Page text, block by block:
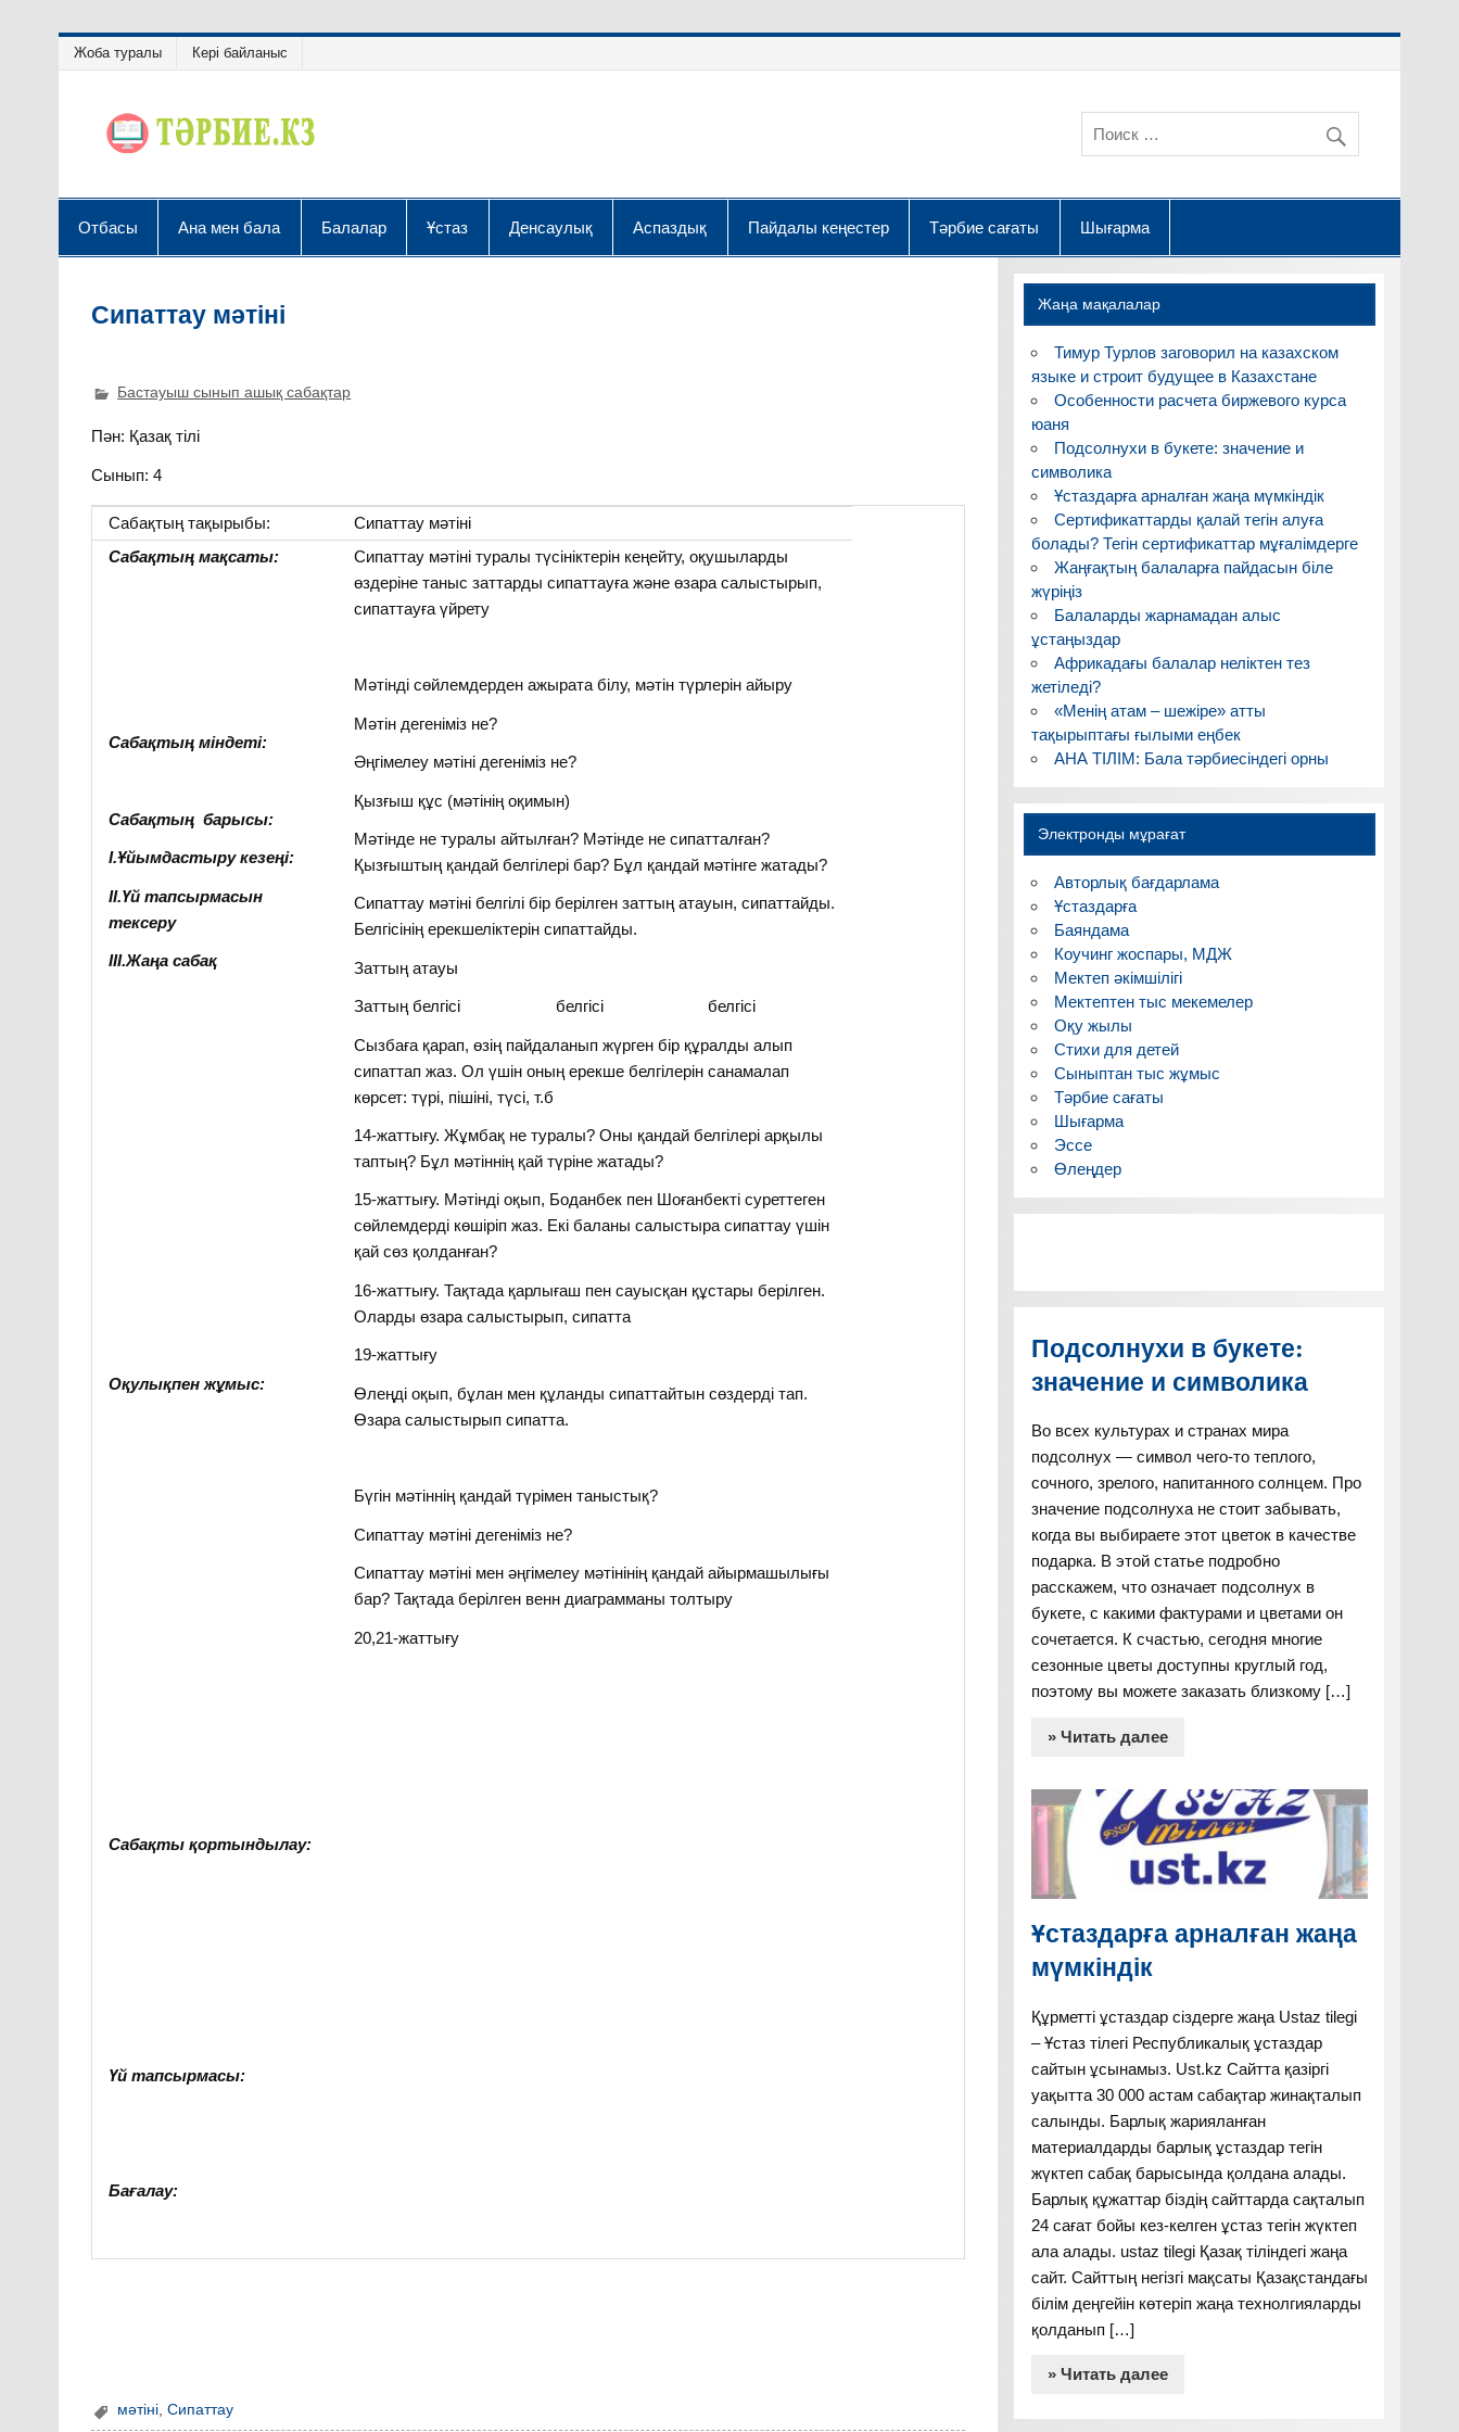
Жоба туралы Кері байланыс
Отбасы Ана мен бала Балалар Ұстаз Денсаулық Аспаздық Пайдалы кеңестер Тәрбие сағаты Шығарма
Сипаттау мәтіні
Бастауыш сынып ашық сабақтар
Пән: Қазақ тілі
Сынып: 4
Сабақтың тақырыбы:
Сипаттау мәтіні
Сабақтың мақсаты:
Сабақтың міндеті:
Сабақтың барысы:
І.Ұйымдастыру кезеңі:
ІІ.Үй тапсырмасын
тексеру
ІІІ.Жаңа сабақ
Оқулықпен жұмыс:
Сабақты қортындылау:
Үй тапсырмасы:
Бағалау:
Сипаттау мәтіні туралы түсініктерін кеңейту, оқушыларды
өздеріне таныс заттарды сипаттауға және өзара салыстырып,
сипаттауға үйрету
Мәтінді сөйлемдерден ажырата білу, мәтін түрлерін айыру
Мәтін дегеніміз не?
Әңгімелеу мәтіні дегеніміз не?
Қызғыш құс (мәтінің оқимын)
Мәтінде не туралы айтылған? Мәтінде не сипатталған?
Қызғыштың қандай белгілері бар? Бұл қандай мәтінге жатады?
Сипаттау мәтіні белгілі бір берілген заттың атауын, сипаттайды.
Белгісінің ерекшеліктерін сипаттайды.
Заттың атауы
Заттың белгісі белгісі белгісі
Сызбаға қарап, өзің пайдаланып жүрген бір құралды алып
сипаттап жаз. Ол үшін оның ерекше белгілерін санамалап
көрсет: түрі, пішіні, түсі, т.б
14-жаттығу. Жұмбақ не туралы? Оны қандай белгілері арқылы
таптың? Бұл мәтіннің қай түріне жатады?
15-жаттығу. Мәтінді оқып, Боданбек пен Шоғанбекті суреттеген
сөйлемдерді көшіріп жаз. Екі баланы салыстыра сипаттау үшін
қай сөз қолданған?
16-жаттығу. Тақтада қарлығаш пен сауысқан құстары берілген.
Оларды өзара салыстырып, сипатта
19-жаттығу
Өлеңді оқып, бұлан мен құланды сипаттайтын сөздерді тап.
Өзара салыстырып сипатта.
Бүгін мәтіннің қандай түрімен таныстық?
Сипаттау мәтіні дегеніміз не?
Сипаттау мәтіні мен әңгімелеу мәтінінің қандай айырмашылығы
бар? Тақтада берілген венн диаграмманы толтыру
20,21-жаттығу
мәтіні,Сипаттау
Жаңа мақалалар
Тимур Турлов заговорил на казахском
языке и строит будущее в Казахстане
Особенности расчета биржевого курса
юаня
Подсолнухи в букете: значение и
символика
Ұстаздарға арналған жаңа мүмкіндік
Сертификаттарды қалай тегін алуға
болады? Тегін сертификаттар мұғалімдерге
Жаңғақтың балаларға пайдасын біле
жүріңіз
Балаларды жарнамадан алыс
ұстаңыздар
Африкадағы балалар неліктен тез
жетіледі?
«Менің атам – шежіре» атты
тақырыптағы ғылыми еңбек
АНА ТІЛІМ: Бала тәрбиесіндегі орны
Электронды мұрағат
Авторлық бағдарлама
Ұстаздарға
Баяндама
Коучинг жоспары, МДЖ
Мектеп әкімшілігі
Мектептен тыс мекемелер
Оқу жылы
Стихи для детей
Сыныптан тыс жұмыс
Тәрбие сағаты
Шығарма
Эссе
Өлеңдер
Подсолнухи в букете:
значение и символика
Во всех культурах и странах мира
подсолнух — символ чего-то теплого,
сочного, зрелого, напитанного солнцем. Про
значение подсолнуха не стоит забывать,
когда вы выбираете этот цветок в качестве
подарка. В этой статье подробно
расскажем, что означает подсолнух в
букете, с какими фактурами и цветами он
сочетается. К счастью, сегодня многие
сезонные цветы доступны круглый год,
поэтому вы можете заказать близкому […]
» Читать далее
Ұстаздарға арналған жаңа
мүмкіндік
Құрметті ұстаздар сіздерге жаңа Ustaz tilegi
– Ұстаз тілегі Республикалық ұстаздар
сайтын ұсынамыз. Ust.kz Сайтта қазіргі
уақытта 30 000 астам сабақтар жинақталып
салынды. Барлық жарияланған
материалдарды барлық ұстаздар тегін
жүктеп сабақ барысында қолдана алады.
Барлық құжаттар біздің сайттарда сақталып
24 сағат бойы кез-келген ұстаз тегін жүктеп
ала алады. ustaz tilegi Қазақ тіліндегі жаңа
сайт. Сайттың негізгі мақсаты Қазақстандағы
білім деңгейін көтеріп жаңа технолгияларды
қолданып […]
» Читать далее